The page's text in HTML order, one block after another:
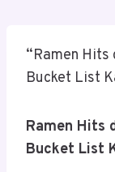
“Ramen Hits
Bucket List
Ramen Hits
Bucket List